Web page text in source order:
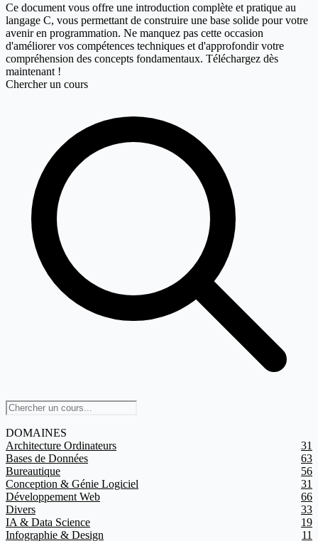
Ce document vous offre une introduction complète et pratique au
langage C, vous permettant de construire une base solide pour votre
avenir en programmation. Ne manquez pas cette occasion
d'améliorer vos compétences techniques et d'approfondir votre
compréhension des concepts fondamentaux. Téléchargez dès
maintenant !
Chercher un cours
DOMAINES
Architecture Ordinateurs
31
Bases de Données
63
Bureautique
56
Conception & Génie Logiciel
31
Développement Web
66
Divers
33
IA & Data Science
19
Infographie & Design
11